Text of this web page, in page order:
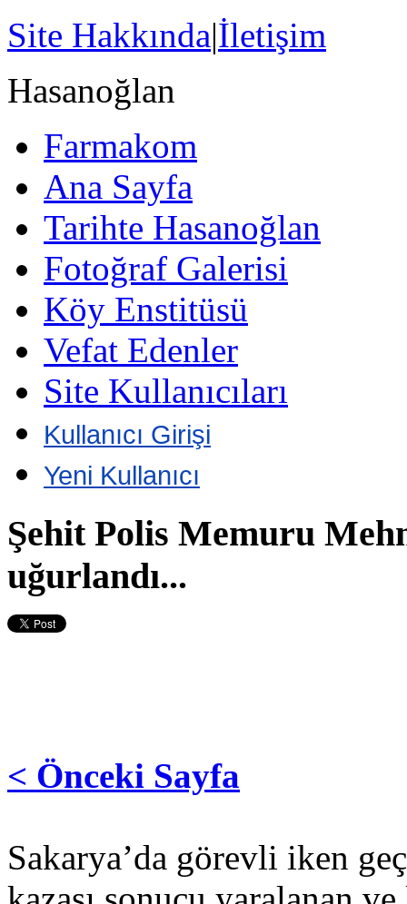
Site Hakkında|İletişim
Hasanoğlan
Farmakom
Ana Sayfa
Tarihte Hasanoğlan
Fotoğraf Galerisi
Köy Enstitüsü
Vefat Edenler
Site Kullanıcıları
Kullanıcı Girişi
Yeni Kullanıcı
Şehit Polis Memuru
uğurlandı...
< Önceki Sayfa
Sakarya’da görevli iken